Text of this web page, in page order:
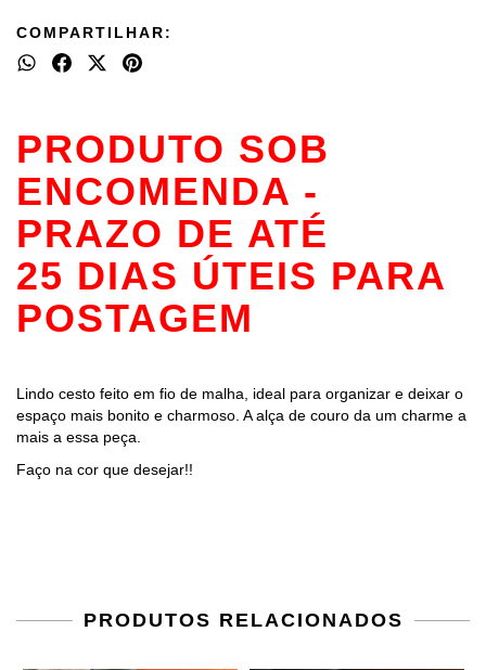
COMPARTILHAR:
PRODUTO SOB
ENCOMENDA -
PRAZO DE ATÉ
25 DIAS ÚTEIS PARA
POSTAGEM
Lindo cesto feito em fio de malha, ideal para organizar e deixar o
espaço mais bonito e charmoso. A alça de couro da um charme a
mais a essa peça.
Faço na cor que desejar!!
PRODUTOS RELACIONADOS